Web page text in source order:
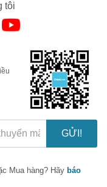
tôi
GỬI!
Mua hàng? Hãy báo